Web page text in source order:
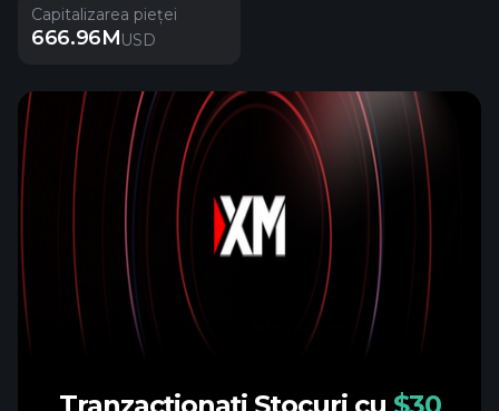
Capitalizarea pieței
666.96MUSD